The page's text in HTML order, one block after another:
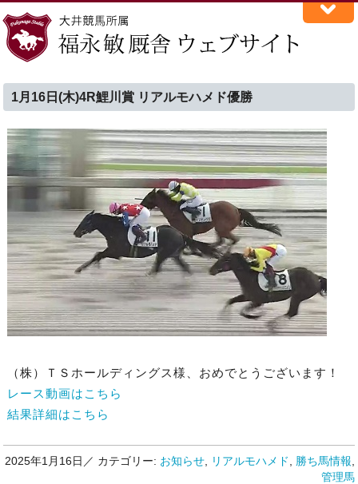
1月16日(木)4R鯉川賞 リアルモハメド優勝
（株）ＴＳホールディングス様、おめでとうございます！
レース動画はこちら
結果詳細はこちら
2025年1月16日／ カテゴリー: お知らせ, リアルモハメド , 勝ち馬情報,
管理馬